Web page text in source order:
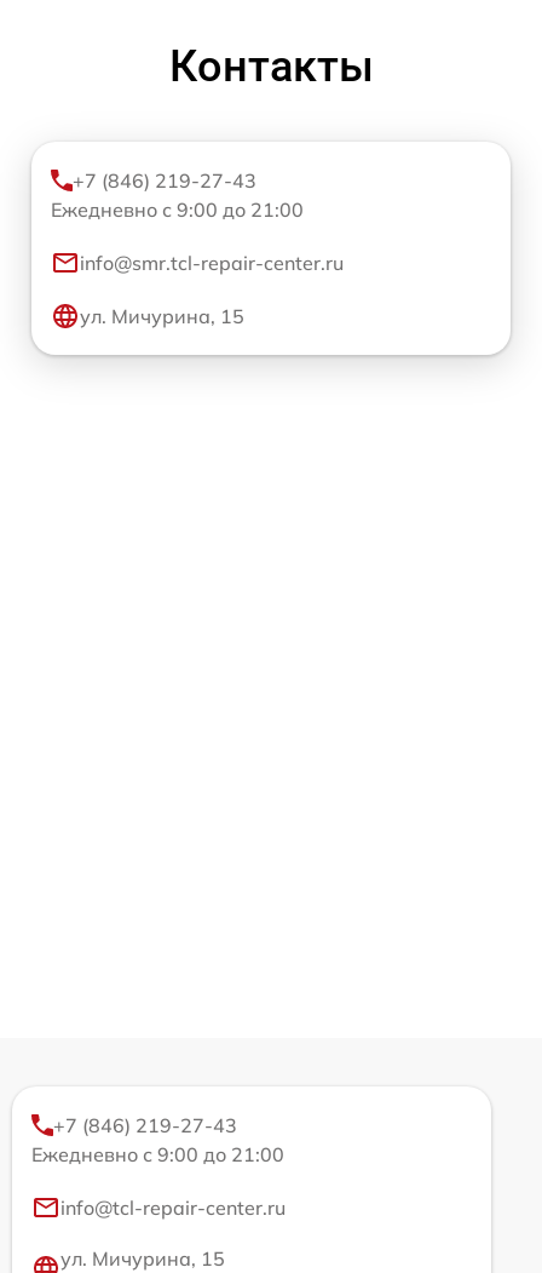
Контакты
+7 (846) 219-27-43
Ежедневно с 9:00 до 21:00
info@smr.tcl-repair-center.ru
ул. Мичурина, 15
+7 (846) 219-27-43
Ежедневно с 9:00 до 21:00
info@tcl-repair-center.ru
ул. Мичурина, 15